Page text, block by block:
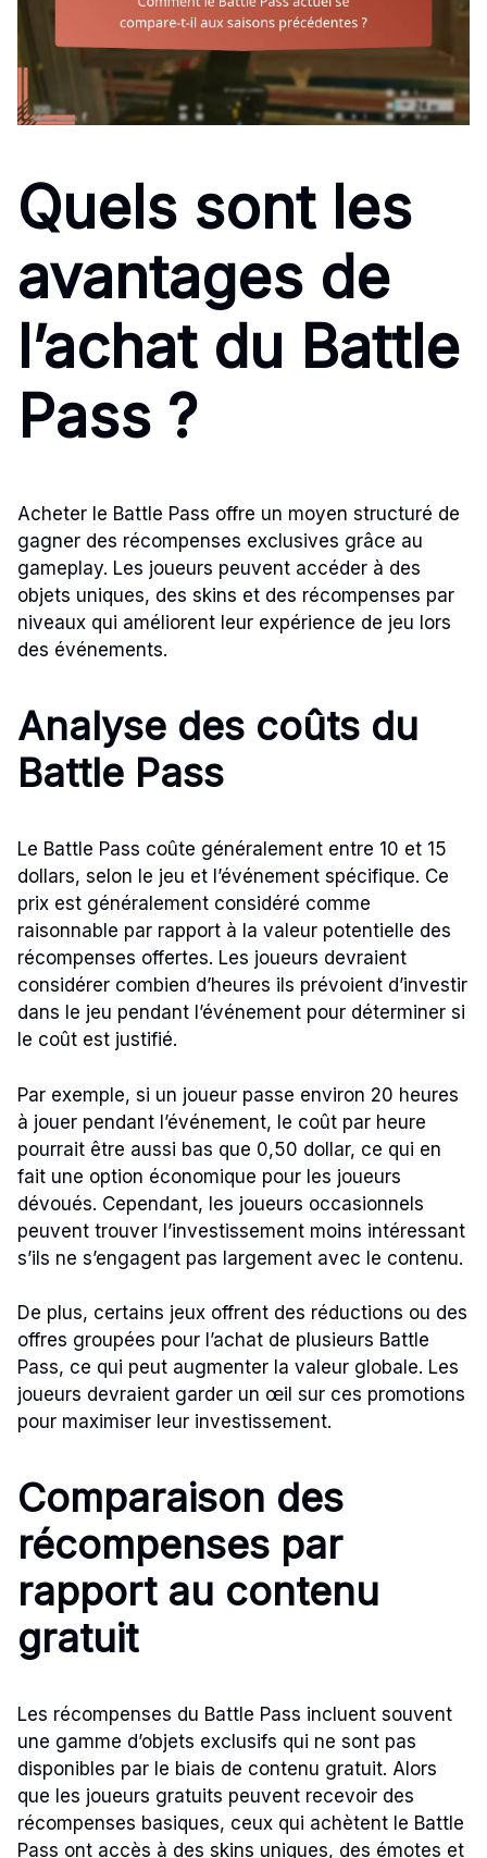
Quels sont les
avantages de
l’achat du Battle
Pass ?
Acheter le Battle Pass offre un moyen structuré de
gagner des récompenses exclusives grâce au
gameplay. Les joueurs peuvent accéder à des
objets uniques, des skins et des récompenses par
niveaux qui améliorent leur expérience de jeu lors
des événements.
Analyse des coûts du
Battle Pass
Le Battle Pass coûte généralement entre 10 et 15
dollars, selon le jeu et l’événement spécifique. Ce
prix est généralement considéré comme
raisonnable par rapport à la valeur potentielle des
récompenses offertes. Les joueurs devraient
considérer combien d’heures ils prévoient d’investir
dans le jeu pendant l’événement pour déterminer si
le coût est justifié.
Par exemple, si un joueur passe environ 20 heures
à jouer pendant l’événement, le coût par heure
pourrait être aussi bas que 0,50 dollar, ce qui en
fait une option économique pour les joueurs
dévoués. Cependant, les joueurs occasionnels
peuvent trouver l’investissement moins intéressant
s’ils ne s’engagent pas largement avec le contenu.
De plus, certains jeux offrent des réductions ou des
offres groupées pour l’achat de plusieurs Battle
Pass, ce qui peut augmenter la valeur globale. Les
joueurs devraient garder un œil sur ces promotions
pour maximiser leur investissement.
Comparaison des
récompenses par
rapport au contenu
gratuit
Les récompenses du Battle Pass incluent souvent
une gamme d’objets exclusifs qui ne sont pas
disponibles par le biais de contenu gratuit. Alors
que les joueurs gratuits peuvent recevoir des
récompenses basiques, ceux qui achètent le Battle
Pass ont accès à des skins uniques, des émotes et